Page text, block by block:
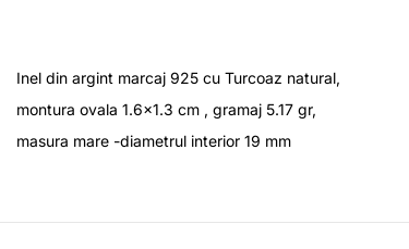
Inel din argint marcaj 925 cu Turcoaz natural,
montura ovala 1.6×1.3 cm , gramaj 5.17 gr,
masura mare -diametrul interior 19 mm